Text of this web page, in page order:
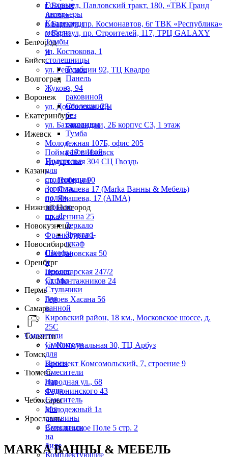
Готовые
интерьеры
Коллекции
мебели
Тумбы
и
столешницы
Тумба
Панель
с
раковиной
Столешницы
без
раковины
Тумба
с
раковиной
Подстолье
для
столешницы
Зеркала,
полки,
зеркало-
шкаф
Зеркало
Зеркало-
шкаф
Шкафы
и
пеналы
Столы
Стульчики
для
ванной
Смесители
Смесители
для
ванны
Смесители
для
душа
Смеситель
для
раковины
Смесители
на
биде
Комплектующие
г. Барнаул,​ ​Павловский тракт, 180, «ТВК Гранд
Arena»
г. Барнаул, пр. Космонавтов, 6г ТВК «Республика»
г. Барнаул, пр. Строителей, 117, ТРЦ GALAXY
Белгород
ул. Костюкова, 1
Бийск
ул. Революции 92, ТЦ Квадро
Волгоград
Жукова, 94
Воронеж
ул. Донбасская, 23
Екатеринбург
ул. Бахчиванджи, 2Б корпус С3, 1 этаж
Ижевск
Молодежная 107Б, офис 205
Пойма 17 г. Ижевск
Удмуртская 304 СЦ Гвоздь
Казань
пр. Победы 90
пр. Ямашева 17 (Marka Ванны & Мебель)
пр. Ямашева, 17 (AIMA)
Нижний Новгород
пр. Ленина 25
Новокузнецк
Франкфурта 1
Новосибирск
Светлановская 50
Оренбург
Пролетарская 247/2
ул. Монтажников 24
Пермь
Героев Хасана 56
Самара
Кировский район, 18 км., Московское шоссе, д.
25С
Тольятти
ул. Коммунальная 30, ТЦ Арбуз
Томск
Проспект Комсомольский, 7, строение 9
Тюмень
Народная ул., 68
Федюнинского 43
Чебоксары
Молодежный 1а
Ярославль
Всполинское Поле 5 стр. 2
MARKA ВАННЫ & МЕБЕЛЬ